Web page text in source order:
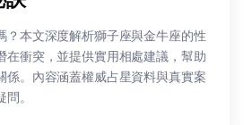
？本文深度解析獅子座與金牛座的性
在衝突，並提供實用相處建議，幫助
係。內容涵蓋權威占星資料與真實案
。